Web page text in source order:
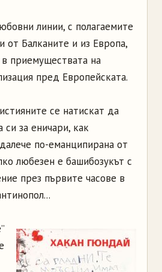
линии, с полагаемите
от Балканите и из Европа,
приемуществата на
пред Европейската.
се натискат да
си за еничари, как
по-еманципирана от
любезен е башибозукът с
през първите часове в